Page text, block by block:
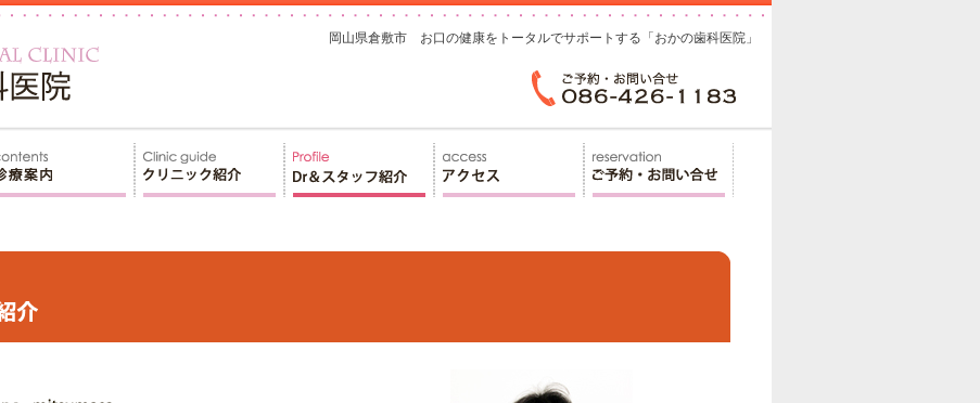
岡山県倉敷市 お口の健康をトータルでサポートする「おかの歯科医院」